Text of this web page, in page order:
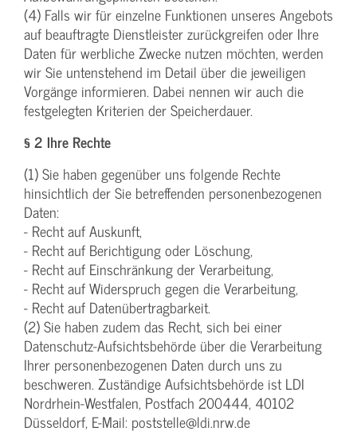
(4) Falls wir für einzelne Funktionen unseres Angebots
auf beauftragte Dienstleister zurückgreifen oder Ihre
Daten für werbliche Zwecke nutzen möchten, werden
wir Sie untenstehend im Detail über die jeweiligen
Vorgänge informieren. Dabei nennen wir auch die
festgelegten Kriterien der Speicherdauer.
§ 2 Ihre Rechte
(1) Sie haben gegenüber uns folgende Rechte
hinsichtlich der Sie betreffenden personenbezogenen
Daten:
- Recht auf Auskunft,
- Recht auf Berichtigung oder Löschung,
- Recht auf Einschränkung der Verarbeitung,
- Recht auf Widerspruch gegen die Verarbeitung,
- Recht auf Datenübertragbarkeit.
(2) Sie haben zudem das Recht, sich bei einer
Datenschutz-Aufsichtsbehörde über die Verarbeitung
Ihrer personenbezogenen Daten durch uns zu
beschweren. Zuständige Aufsichtsbehörde ist LDI
Nordrhein-Westfalen, Postfach 200444, 40102
Düsseldorf, E-Mail: poststelle@ldi.nrw.de